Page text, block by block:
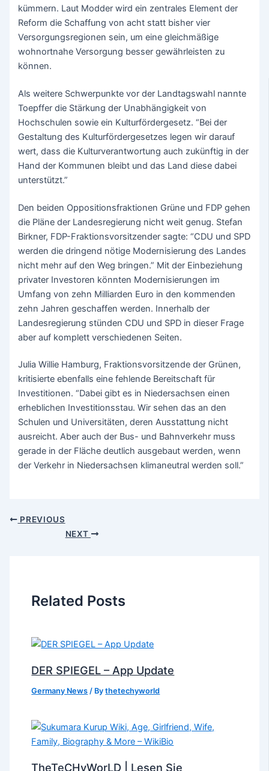
kümmern. Laut Modder wird ein zentrales Element der
Reform die Schaffung von acht statt bisher vier
Versorgungsregionen sein, um eine gleichmäßige
wohnortnahe Versorgung besser gewährleisten zu
können.
Als weitere Schwerpunkte vor der Landtagswahl nannte
Toepffer die Stärkung der Unabhängigkeit von
Hochschulen sowie ein Kulturfördergesetz. “Bei der
Gestaltung des Kulturfördergesetzes legen wir darauf
wert, dass die Kulturverantwortung auch zukünftig in der
Hand der Kommunen bleibt und das Land diese dabei
unterstützt.”
Den beiden Oppositionsfraktionen Grüne und FDP gehen
die Pläne der Landesregierung nicht weit genug. Stefan
Birkner, FDP-Fraktionsvorsitzender sagte: “CDU und SPD
werden die dringend nötige Modernisierung des Landes
nicht mehr auf den Weg bringen.” Mit der Einbeziehung
privater Investoren könnten Modernisierungen im
Umfang von zehn Milliarden Euro in den kommenden
zehn Jahren geschaffen werden. Innerhalb der
Landesregierung stünden CDU und SPD in dieser Frage
aber auf komplett verschiedenen Seiten.
Julia Willie Hamburg, Fraktionsvorsitzende der Grünen,
kritisierte ebenfalls eine fehlende Bereitschaft für
Investitionen. “Dabei gibt es in Niedersachsen einen
erheblichen Investitionsstau. Wir sehen das an den
Schulen und Universitäten, deren Ausstattung nicht
ausreicht. Aber auch der Bus- und Bahnverkehr muss
gerade in der Fläche deutlich ausgebaut werden, wenn
der Verkehr in Niedersachsen klimaneutral werden soll.”
PREVIOUS
NEXT
Related Posts
DER SPIEGEL – App Update
Germany News / Bythetechyworld
TheTeCHyWorLD | Lesen Sie